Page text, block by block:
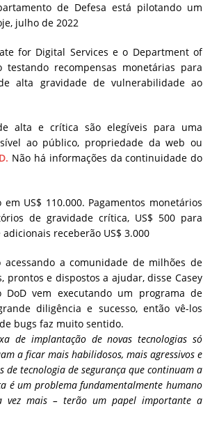
de Defesa está pilotando um
julho de 2022
for Digital Services e o Department of
testando recompensas monetárias para
alta gravidade de vulnerabilidade ao
alta e crítica são elegíveis para uma
ao público, propriedade da web ou
Não há informações da continuidade do
US$ 110.000. Pagamentos monetários
de gravidade crítica, US$ 500 para
receberão US$ 3.000
acessando a comunidade de milhões de
e dispostos a ajudar, disse Casey
vem executando um programa de
diligência e sucesso, então vê-los
bugs faz muito sentido.
de implantação de novas tecnologias só
a ficar mais habilidosos, mais agressivos e
de tecnologia de segurança que continuam a
é um problema fundamentalmente humano
vez mais – terão um papel importante a